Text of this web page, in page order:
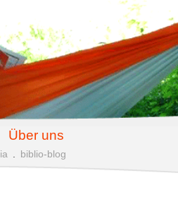
Über uns
biblio-blog